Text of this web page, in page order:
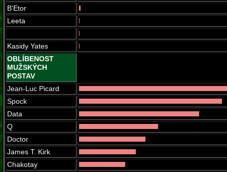
B'Etor
Leeta
Kasidy Yates
OBLÍBENOST
MUŽSKÝCH
POSTAV
Jean-Luc Picard
Spock
Data
Q
Doctor
James T. Kirk
Chakotay